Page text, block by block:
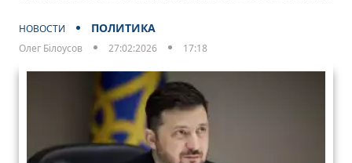
НОВОСТИ ПОЛИТИКА
Олег Білоусов 27:02:2026 17:18